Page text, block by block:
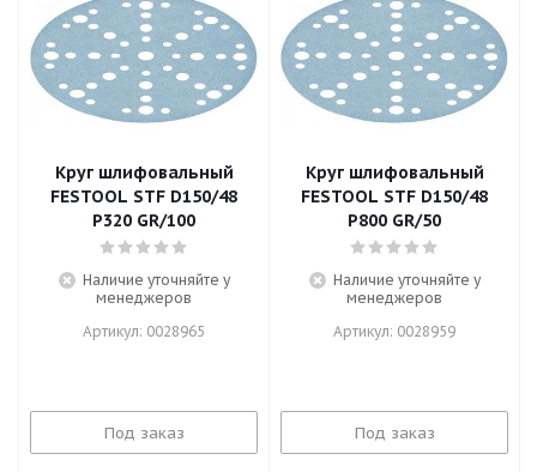
Круг шлифовальный
FESTOOL STF D150/48
P320 GR/100
Наличие уточняйте у
менеджеров
Артикул: 0028965
Под заказ
Круг шлифовальный
FESTOOL STF D150/48
P800 GR/50
Наличие уточняйте у
менеджеров
Артикул: 0028959
Под заказ